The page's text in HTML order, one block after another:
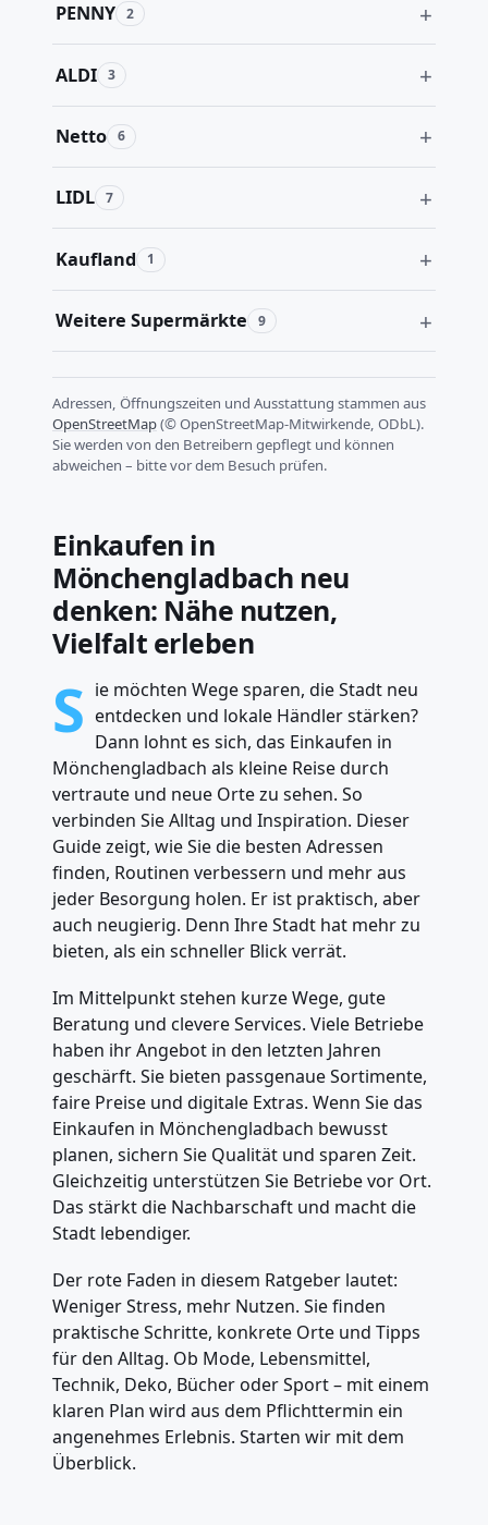
PENNY 2
ALDI 3
Netto 6
LIDL 7
Kaufland 1
Weitere Supermärkte 9
Adressen, Öffnungszeiten und Ausstattung stammen aus
OpenStreetMap(© OpenStreetMap-Mitwirkende, ODbL).
Sie werden von den Betreibern gepflegt und können
abweichen – bitte vor dem Besuch prüfen.
Einkaufen in
Mönchengladbach neu
denken: Nähe nutzen,
Vielfalt erleben
S ie möchten Wege sparen, die Stadt neu
entdecken und lokale Händler stärken?
Dann lohnt es sich, das Einkaufen in
Mönchengladbach als kleine Reise durch
vertraute und neue Orte zu sehen. So
verbinden Sie Alltag und Inspiration. Dieser
Guide zeigt, wie Sie die besten Adressen
finden, Routinen verbessern und mehr aus
jeder Besorgung holen. Er ist praktisch, aber
auch neugierig. Denn Ihre Stadt hat mehr zu
bieten, als ein schneller Blick verrät.
Im Mittelpunkt stehen kurze Wege, gute
Beratung und clevere Services. Viele Betriebe
haben ihr Angebot in den letzten Jahren
geschärft. Sie bieten passgenaue Sortimente,
faire Preise und digitale Extras. Wenn Sie das
Einkaufen in Mönchengladbach bewusst
planen, sichern Sie Qualität und sparen Zeit.
Gleichzeitig unterstützen Sie Betriebe vor Ort.
Das stärkt die Nachbarschaft und macht die
Stadt lebendiger.
Der rote Faden in diesem Ratgeber lautet:
Weniger Stress, mehr Nutzen. Sie finden
praktische Schritte, konkrete Orte und Tipps
für den Alltag. Ob Mode, Lebensmittel,
Technik, Deko, Bücher oder Sport – mit einem
klaren Plan wird aus dem Pflichttermin ein
angenehmes Erlebnis. Starten wir mit dem
Überblick.